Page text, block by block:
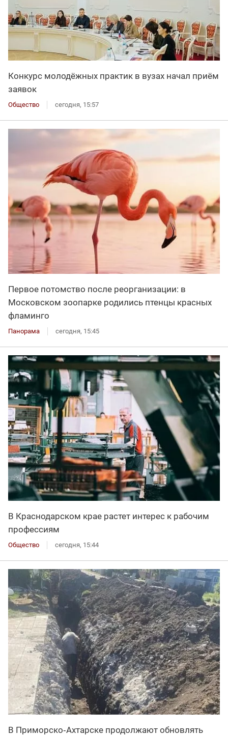
Конкурс молодёжных практик в вузах начал приём
заявок
Общество сегодня, 15:57
Первое потомство после реорганизации: в
Московском зоопарке родились птенцы красных
фламинго
Панорама сегодня, 15:45
В Краснодарском крае растет интерес к рабочим
профессиям
Общество сегодня, 15:44
В Приморско‑Ахтарске продолжают обновлять